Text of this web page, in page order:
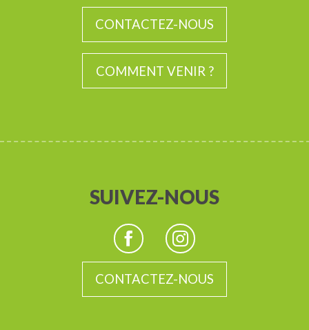
CONTACTEZ-NOUS
COMMENT VENIR ?
SUIVEZ-NOUS
CONTACTEZ-NOUS